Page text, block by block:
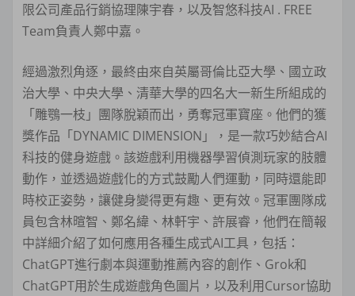
限公司產品行銷協理陳宇春，以及智悠科技AI . FREE
Team負責人鄭中嘉。
經過激烈角逐，最終由來自英屬哥倫比亞大學、國立政
治大學、中央大學、清華大學的四名大一新生所組成的
「雕鶚一枝」團隊脫穎而出，勇奪冠軍寶座。他們的獲
獎作品「DYNAMIC DIMENSION」，是一款巧妙結合AI
科技的健身遊戲。該遊戲利用機器學習偵測玩家的肢體
動作，並透過遊戲化的方式鼓勵人們運動，同時還能即
時校正姿勢，讓健身變得更有趣、更有效。冠軍團隊成
員包含林暄智、鄭名緯、林軒宇、許展睿，他們在簡報
中詳細介紹了如何應用各種生成式AI工具，包括：
ChatGPT進行劇本與運動推薦內容的創作、Grok和
ChatGPT用於生成遊戲角色圖片，以及利用Cursor協助